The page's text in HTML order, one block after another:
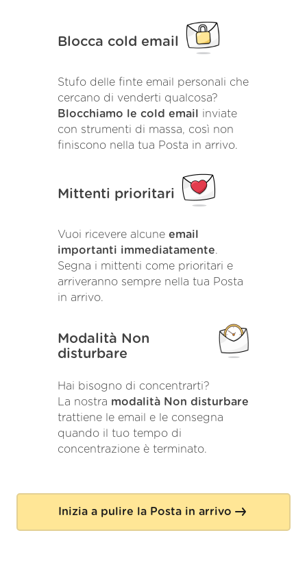
Blocca cold email
Stufo delle finte email personali che
cercano di venderti qualcosa?
Blocchiamo le cold email
inviate
con strumenti di massa, così non
finiscono nella tua Posta in arrivo.
Mittenti prioritari
Vuoi ricevere alcune email
importanti immediatamente.
Segna i mittenti come prioritari e
arriveranno sempre nella tua Posta
in arrivo.
Modalità Non
disturbare
Hai bisogno di concentrarti?
La nostra modalità Non disturbare
trattiene le email e le consegna
quando il tuo tempo di
concentrazione è terminato.
Inizia a pulire la Posta in arrivo